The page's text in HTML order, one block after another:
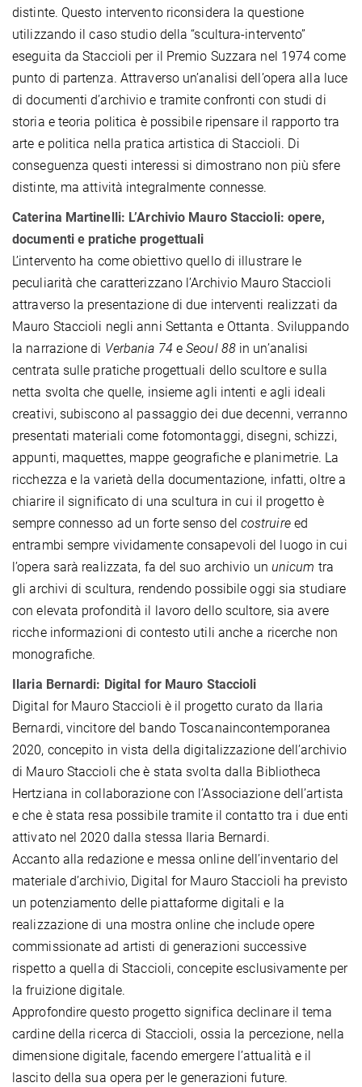
distinte. Questo intervento riconsidera la questione
utilizzando il caso studio della “scultura-intervento”
eseguita da Staccioli per il Premio Suzzara nel 1974 come
punto di partenza. Attraverso un’analisi dell’opera alla luce
di documenti d’archivio e tramite confronti con studi di
storia e teoria politica è possibile ripensare il rapporto tra
arte e politica nella pratica artistica di Staccioli. Di
conseguenza questi interessi si dimostrano non più sfere
distinte, ma attività integralmente connesse.
Caterina Martinelli: L’Archivio Mauro Staccioli: opere,
documenti e pratiche progettuali
L’intervento ha come obiettivo quello di illustrare le
peculiarità che caratterizzano l’Archivio Mauro Staccioli
attraverso la presentazione di due interventi realizzati da
Mauro Staccioli negli anni Settanta e Ottanta. Sviluppando
la narrazione di Verbania 74 eSeoul 88in un’analisi
centrata sulle pratiche progettuali dello scultore e sulla
netta svolta che quelle, insieme agli intenti e agli ideali
creativi, subiscono al passaggio dei due decenni, verranno
presentati materiali come fotomontaggi, disegni, schizzi,
appunti, maquettes, mappe geografiche e planimetrie. La
ricchezza e la varietà della documentazione, infatti, oltre a
chiarire il significato di una scultura in cui il progetto è
sempre connesso ad un forte senso del costruireed
entrambi sempre vividamente consapevoli del luogo in cui
l’opera sarà realizzata, fa del suo archivio un unicum tra
gli archivi di scultura, rendendo possibile oggi sia studiare
con elevata profondità il lavoro dello scultore, sia avere
ricche informazioni di contesto utili anche a ricerche non
monografiche.
Ilaria Bernardi: Digital for Mauro Staccioli
Digital for Mauro Staccioli è il progetto curato da Ilaria
Bernardi, vincitore del bando Toscanaincontemporanea
2020, concepito in vista della digitalizzazione dell’archivio
di Mauro Staccioli che è stata svolta dalla Bibliotheca
Hertziana in collaborazione con l’Associazione dell’artista
e che è stata resa possibile tramite il contatto tra i due enti
attivato nel 2020 dalla stessa Ilaria Bernardi.
Accanto alla redazione e messa online dell’inventario del
materiale d’archivio, Digital for Mauro Staccioli ha previsto
un potenziamento delle piattaforme digitali e la
realizzazione di una mostra online che include opere
commissionate ad artisti di generazioni successive
rispetto a quella di Staccioli, concepite esclusivamente per
la fruizione digitale.
Approfondire questo progetto significa declinare il tema
cardine della ricerca di Staccioli, ossia la percezione, nella
dimensione digitale, facendo emergere l’attualità e il
lascito della sua opera per le generazioni future.